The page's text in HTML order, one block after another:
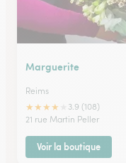
Marguerite
Reims
★★★★
3.9 (108)
21 rue Martin Peller
Voir la boutique